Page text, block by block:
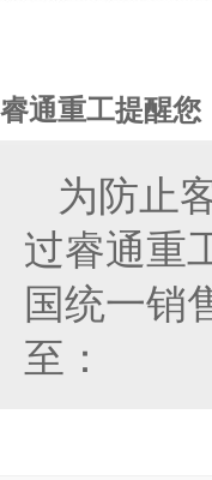
睿通重工提醒您
为防止
过睿通重
国统一销
至：